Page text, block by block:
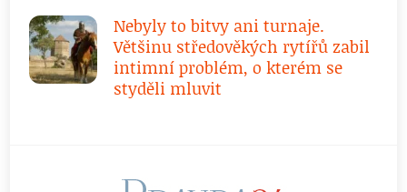
Nebyly to bitvy ani turnaje.
Většinu středověkých rytířů zabil
intimní problém, o kterém se
styděli mluvit